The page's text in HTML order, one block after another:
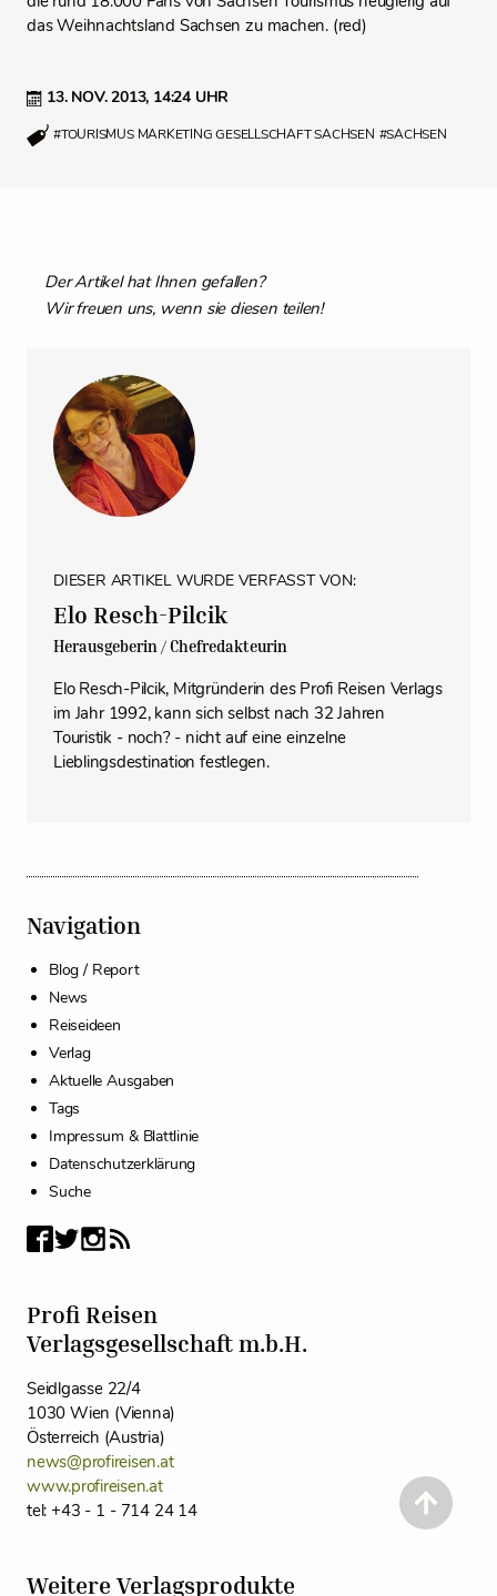
13. NOV. 2013, 14:24 UHR
#TOURISMUS MARKETING GESELLSCHAFT SACHSEN #SACHSEN
das Weihnachtsland Sachsen zu machen. (red)
Der Artikel hat Ihnen gefallen?
Wir freuen uns, wenn sie diesen teilen!
DIESER ARTIKEL WURDE VERFASST VON:
Elo Resch-Pilcik
Herausgeberin / Chefredakteurin
Elo Resch-Pilcik, Mitgründerin des Profi Reisen Verlags
im Jahr 1992, kann sich selbst nach 32 Jahren
Touristik - noch? - nicht auf eine einzelne
Lieblingsdestination festlegen.
Navigation
Blog / Report
News
Reiseideen
Verlag
Aktuelle Ausgaben
Tags
Impressum & Blattlinie
Datenschutzerklärung
Suche
Profi Reisen
Verlagsgesellschaft m.b.H.
Seidlgasse 22/4
1030 Wien (Vienna)
Österreich (Austria)
news@profireisen.at
www.profireisen.at
tel: +43 - 1 - 714 24 14
Weitere Verlagsprodukte